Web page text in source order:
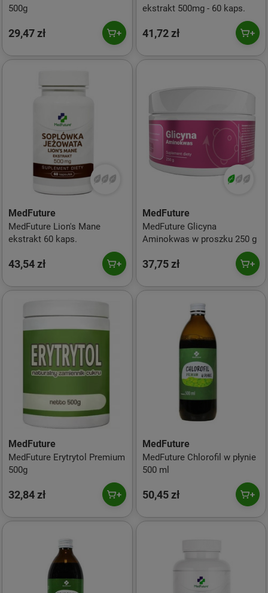
500g
29,47 zł
ekstrakt 500mg - 60 kaps.
41,72 zł
MedFuture
MedFuture Lion's Mane
ekstrakt 60 kaps.
43,54 zł
MedFuture
MedFuture Glicyna
Aminokwas w proszku 250 g
37,75 zł
MedFuture
MedFuture Erytrytol Premium
500g
32,84 zł
MedFuture
MedFuture Chlorofil w płynie
500 ml
50,45 zł